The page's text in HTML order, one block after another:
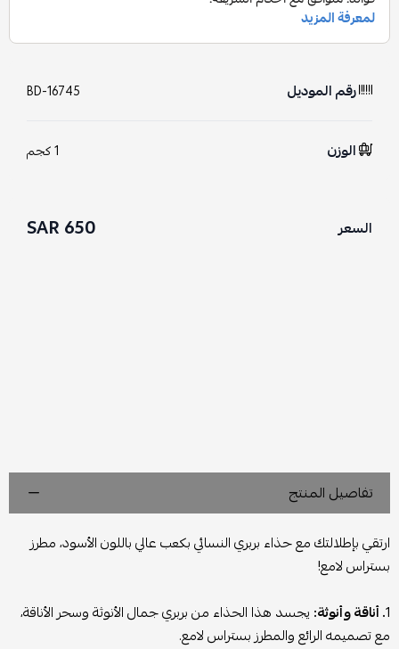
رقم الموديل BD-16745
الوزن 1 كجم
السعر 650 SAR
تفاصيل المنتج
ارتقي بإطلالتك مع حذاء بربري النسائي بكعب عالي باللون الأسود، مطرز
بستراس لامع!
1. أناقة وأنوثة: يجسد هذا الحذاء من بربري جمال الأنوثة وسحر الأناقة،
مع تصميمه الرائع والمطرز بستراس لامع.